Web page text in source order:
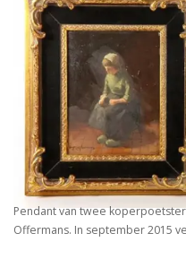
Pendant van twee
Offermans. In september 2015